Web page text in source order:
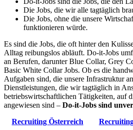
Die Jobs, die wir alle tagtäglich
Die Jobs, ohne die unsere
funktionieren würde.
Es sind die Jobs, die oft hinter den
Alltag reibungslos abläuft. Do-it-Jobs
an Berufen, darunter Blue Collar, Grey
Basic White Collar Jobs. Ob es die
Aufgaben sind, die unsere Infrastruktur
Dienstleistungen, die wir tagtäglich in
betriebswirtschaftlichen Tätigkeiten, auf
angewiesen sind – Do-it-Jobs sind
Recruiting Österreich